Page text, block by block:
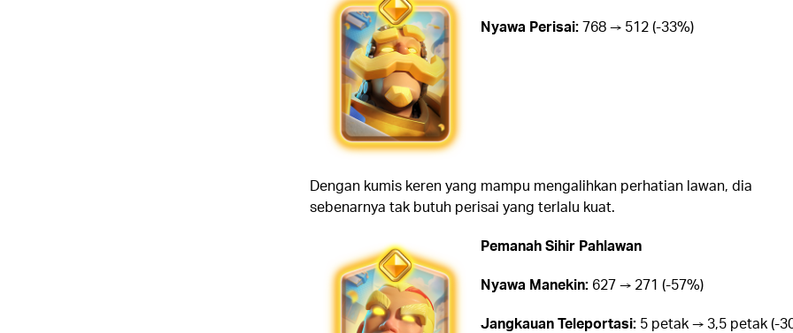
Nyawa Perisai:768 → 512 (-33%)
Dengan kumis keren yang mampu mengalihkan perhatian lawan, dia
sebenarnya tak butuh perisai yang terlalu kuat.
Pemanah Sihir Pahlawan
Nyawa Manekin:627 → 271 (-57%)
Jangkauan Teleportasi:5 petak → 3,5 petak (-